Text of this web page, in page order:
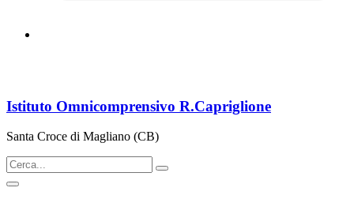
Istituto Omnicomprensivo R.Capriglione
Santa Croce di Magliano (CB)